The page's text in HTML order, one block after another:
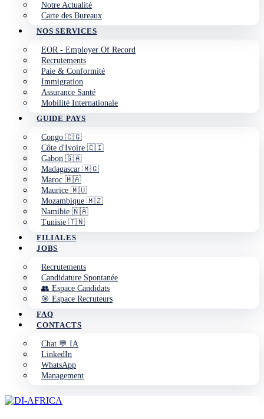
Notre Actualité
Carte des Bureaux
NOS SERVICES
EOR - Employer Of Record
Recrutements
Paie & Conformité
Immigration
Assurance Santé
Mobilité Internationale
GUIDE PAYS
Congo 🇨🇬
Côte d'Ivoire 🇨🇮
Gabon 🇬🇦
Madagascar 🇲🇬
Maroc 🇲🇦
Maurice 🇲🇺
Mozambique 🇲🇿
Namibie 🇳🇦
Tunisie 🇹🇳
FILIALES
JOBS
Recrutements
Candidature Spontanée
👥 Espace Candidats
🎯 Espace Recruteurs
FAQ
CONTACTS
Chat 💬 IA
LinkedIn
WhatsApp
Management